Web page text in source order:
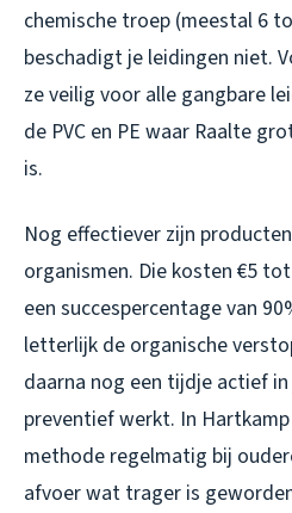
chemische troep (meestal 6
beschadigt je leidingen niet.
ze veilig voor alle gangbare
de PVC en PE waar Raalte
is.
Nog effectiever zijn
organismen. Die kosten €5
een succespercentage van
letterlijk de organische
daarna nog een tijdje actief
preventief werkt. In
methode regelmatig bij
afvoer wat trager is